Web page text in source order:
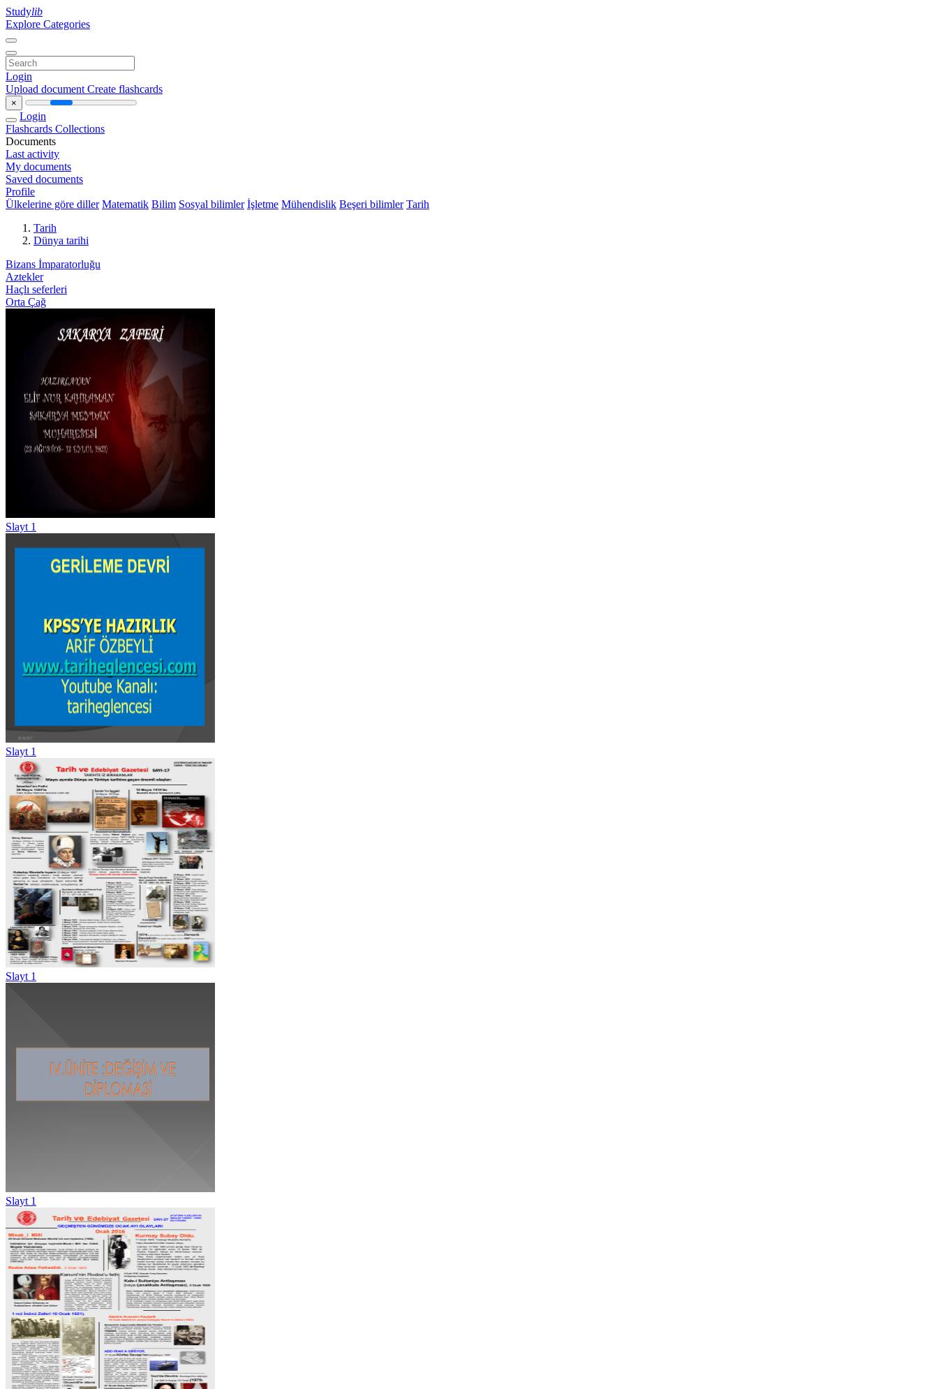
Studylib
Explore Categories
Login
Upload document Create flashcards
×
Login
Flashcards Collections
Documents
Last activity
My documents
Saved documents
Profile
Ülkelerine göre diller Matematik Bilim Sosyal bilimler İşletme Mühendislik Beşeri bilimler Tarih
Tarih
Dünya tarihi
Bizans İmparatorluğu
Aztekler
Haçlı seferleri
Orta Çağ
Slayt 1
Slayt 1
Slayt 1
Slayt 1